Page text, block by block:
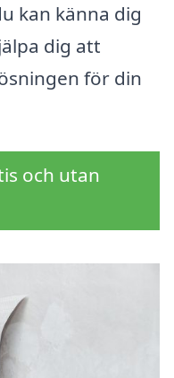
kan känna dig
dig att
för din
och utan